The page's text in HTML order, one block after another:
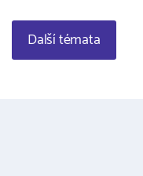
Další témata